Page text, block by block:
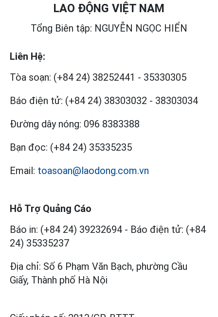
LAO ĐỘNG VIỆT NAM
Tổng Biên tập: NGUYỄN NGỌC HIỂN
Liên Hệ:
Tòa soạn: (+84 24) 38252441 - 35330305
Báo điện tử: (+84 24) 38303032 - 38303034
Đường dây nóng: 096 8383388
Bạn đọc: (+84 24) 35335235
Email: toasoan@laodong.com.vn
Hỗ Trợ Quảng Cáo
Báo in: (+84 24) 39232694 - Báo điện tử: (+84
24) 35335237
Địa chỉ: Số 6 Phạm Văn Bạch, phường Cầu
Giấy, Thành phố Hà Nội